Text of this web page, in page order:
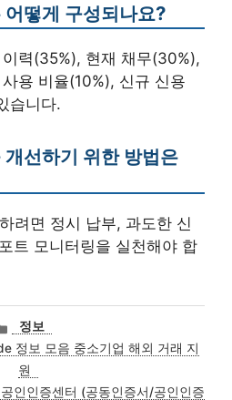
떻게 구성되나요?
력(35%), 현재 채무(30%),
용 비율(10%), 신규 신용
습니다.
선하기 위한 방법은
려면 정시 납부, 과도한 신
트 모니터링을 실천해야 합
카
테
고
리
정보
정보 모음 중소기업 해외 거래 지
원
인인증센터 (공동인증서/공인인증